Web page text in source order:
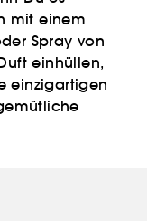
mit einem
Spray von
einhüllen,
einzigartigen